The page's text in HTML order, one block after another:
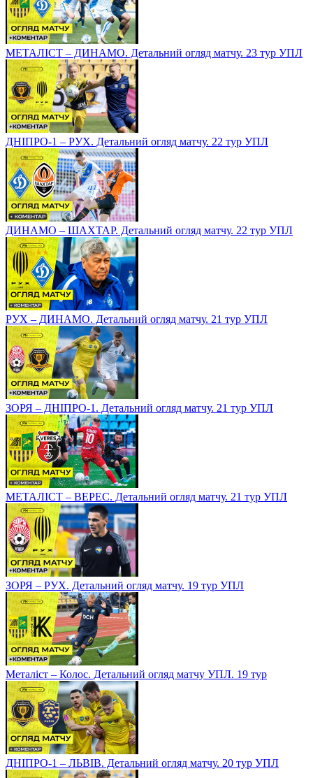
МЕТАЛІСТ – ДИНАМО. Детальний огляд матчу. 23 тур УПЛ
ДНІПРО-1 – РУХ. Детальний огляд матчу. 22 тур УПЛ
ДИНАМО – ШАХТАР. Детальний огляд матчу. 22 тур УПЛ
РУХ – ДИНАМО. Детальний огляд матчу. 21 тур УПЛ
ЗОРЯ – ДНІПРО-1. Детальний огляд матчу. 21 тур УПЛ
МЕТАЛІСТ – ВЕРЕС. Детальний огляд матчу. 21 тур УПЛ
ЗОРЯ – РУХ. Детальний огляд матчу. 19 тур УПЛ
Металіст – Колос. Детальний огляд матчу УПЛ. 19 тур
ДНІПРО-1 – ЛЬВІВ. Детальний огляд матчу. 20 тур УПЛ